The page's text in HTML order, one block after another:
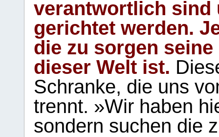
verantwortlich sind
gerichtet werden.
die zu sorgen
dieser Welt ist.
Schranke, die uns
trennt. »Wir haben
sondern suchen die